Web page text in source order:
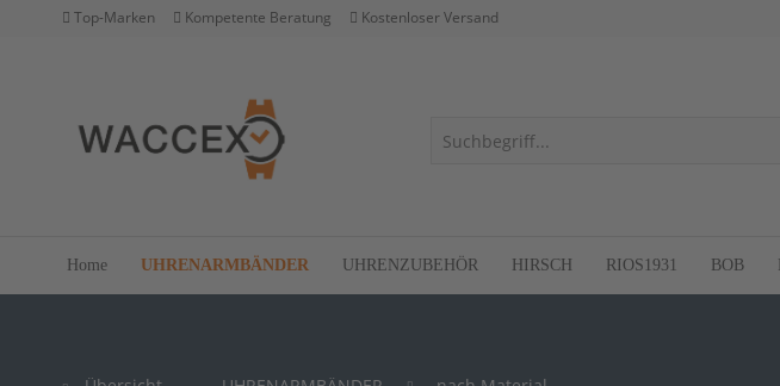
Top-Marken Kompetente Beratung Kostenloser Versand
Home UHRENARMBÄNDER UHRENZUBEHÖR HIRSCH RIOS1931 BOB